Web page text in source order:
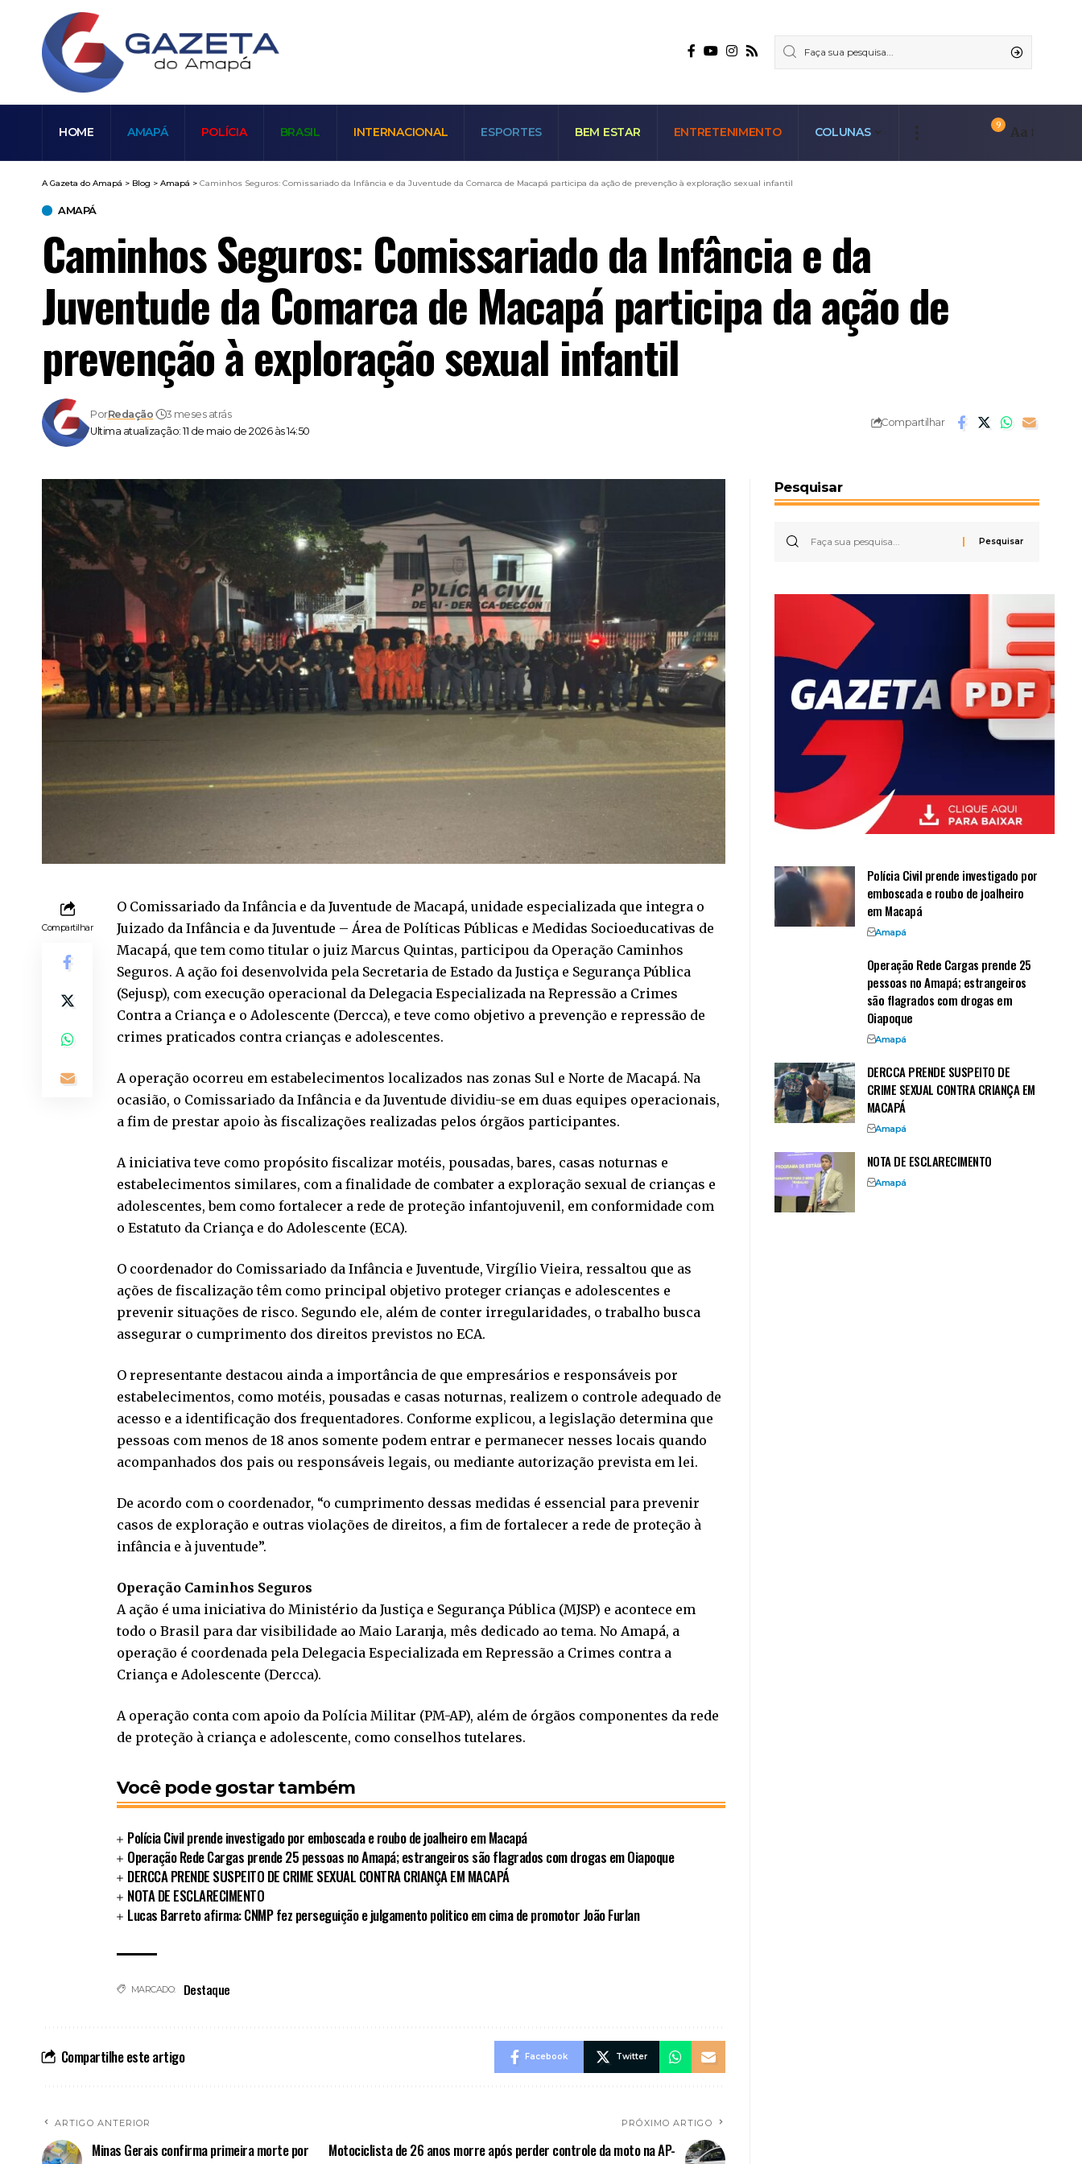
HOME AMAPÁ POLÍCIA BRASIL INTERNACIONAL ESPORTES BEM ESTAR ENTRETENIMENTO COLUNAS
9 Aa
A Gazeta do Amapá > Blog > Amapá > Caminhos Seguros: Comissariado da Infância e da Juventude da Comarca de Macapá participa da ação de prevenção à exploração sexual infantil
AMAPÁ
Caminhos Seguros: Comissariado da Infância e da
Juventude da Comarca de Macapá participa da ação de
prevenção à exploração sexual infantil
Ultima atualização: 11 de maio de 2026 às 14:50
PorRedação 3 meses atrás
Compartilhar
Compartilhar
O Comissariado da Infância e da Juventude de Macapá, unidade especializada que integra o
Juizado da Infância e da Juventude – Área de Políticas Públicas e Medidas Socioeducativas de
Macapá, que tem como titular o juiz Marcus Quintas, participou da Operação Caminhos
Seguros. A ação foi desenvolvida pela Secretaria de Estado da Justiça e Segurança Pública
(Sejusp), com execução operacional da Delegacia Especializada na Repressão a Crimes
Contra a Criança e o Adolescente (Dercca), e teve como objetivo a prevenção e repressão de
crimes praticados contra crianças e adolescentes.
A operação ocorreu em estabelecimentos localizados nas zonas Sul e Norte de Macapá. Na
ocasião, o Comissariado da Infância e da Juventude dividiu-se em duas equipes operacionais,
a fim de prestar apoio às fiscalizações realizadas pelos órgãos participantes.
A iniciativa teve como propósito fiscalizar motéis, pousadas, bares, casas noturnas e
estabelecimentos similares, com a finalidade de combater a exploração sexual de crianças e
adolescentes, bem como fortalecer a rede de proteção infantojuvenil, em conformidade com
o Estatuto da Criança e do Adolescente (ECA).
O coordenador do Comissariado da Infância e Juventude, Virgílio Vieira, ressaltou que as
ações de fiscalização têm como principal objetivo proteger crianças e adolescentes e
prevenir situações de risco. Segundo ele, além de conter irregularidades, o trabalho busca
assegurar o cumprimento dos direitos previstos no ECA.
O representante destacou ainda a importância de que empresários e responsáveis por
estabelecimentos, como motéis, pousadas e casas noturnas, realizem o controle adequado de
acesso e a identificação dos frequentadores. Conforme explicou, a legislação determina que
pessoas com menos de 18 anos somente podem entrar e permanecer nesses locais quando
acompanhados dos pais ou responsáveis legais, ou mediante autorização prevista em lei.
De acordo com o coordenador, “o cumprimento dessas medidas é essencial para prevenir
casos de exploração e outras violações de direitos, a fim de fortalecer a rede de proteção à
infância e à juventude”.
Operação Caminhos Seguros
A ação é uma iniciativa do Ministério da Justiça e Segurança Pública (MJSP) e acontece em
todo o Brasil para dar visibilidade ao Maio Laranja, mês dedicado ao tema. No Amapá, a
operação é coordenada pela Delegacia Especializada em Repressão a Crimes contra a
Criança e Adolescente (Dercca).
A operação conta com apoio da Polícia Militar (PM-AP), além de órgãos componentes da rede
de proteção à criança e adolescente, como conselhos tutelares.
Você pode gostar também
Polícia Civil prende investigado por emboscada e roubo de joalheiro em Macapá
Operação Rede Cargas prende 25 pessoas no Amapá; estrangeiros são flagrados com drogas em Oiapoque
DERCCA PRENDE SUSPEITO DE CRIME SEXUAL CONTRA CRIANÇA EM MACAPÁ
NOTA DE ESCLARECIMENTO
Lucas Barreto afirma: CNMP fez perseguição e julgamento politico em cima de promotor João Furlan
MARCADO: Destaque
Compartilhe este artigo Facebook Twitter
ARTIGO ANTERIOR
Minas Gerais confirma primeira morte por
PRÓXIMO ARTIGO
Motociclista de 26 anos morre após perder controle da moto na AP-
Pesquisar
Polícia Civil prende investigado por
emboscada e roubo de joalheiro
em Macapá
Amapá
Operação Rede Cargas prende 25
pessoas no Amapá; estrangeiros
são flagrados com drogas em
Oiapoque
Amapá
DERCCA PRENDE SUSPEITO DE
CRIME SEXUAL CONTRA CRIANÇA EM
MACAPÁ
Amapá
NOTA DE ESCLARECIMENTO
Amapá